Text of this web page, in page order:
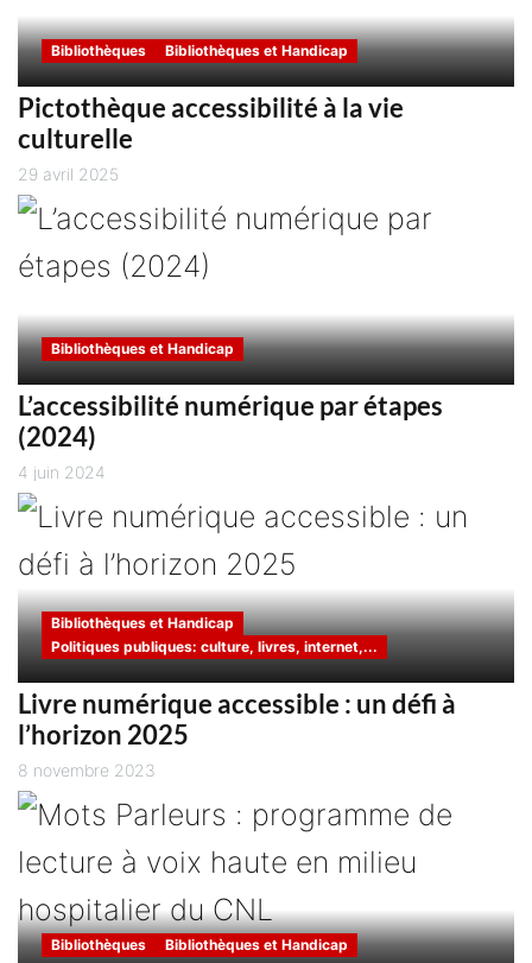
Bibliothèques Bibliothèques et Handicap
Pictothèque accessibilité à la vie
culturelle
29 avril 2025
Bibliothèques et Handicap
L’accessibilité numérique par étapes
(2024)
4 juin 2024
Bibliothèques et Handicap
Politiques publiques: culture, livres, internet,...
Livre numérique accessible : un défi à
l’horizon 2025
8 novembre 2023
Bibliothèques Bibliothèques et Handicap